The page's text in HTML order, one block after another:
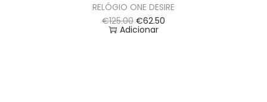
RELÓGIO ONE DESIRE
€125.00 €62.50
Adicionar